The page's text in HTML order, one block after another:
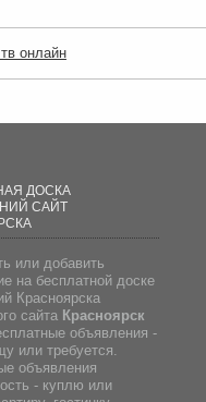
ДОСКА
САЙТ
или добавить
на бесплатной доске
Красноярска
сайта Красноярск
объявления -
или требуется.
объявления
- куплю или